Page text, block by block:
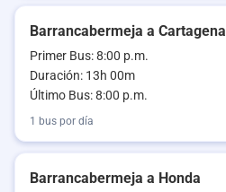
Barrancabermeja a Cartagena
Primer Bus: 8:00 p.m.
Duración: 13h 00m
Último Bus: 8:00 p.m.
1 bus por día
Barrancabermeja a Honda